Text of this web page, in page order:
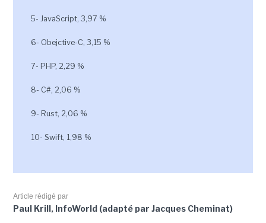
5- JavaScript, 3,97 %
6- Obejctive-C, 3,15 %
7- PHP, 2,29 %
8- C#, 2,06 %
9- Rust, 2,06 %
10- Swift, 1,98 %
Article rédigé par
Paul Krill, InfoWorld (adapté par Jacques Cheminat)